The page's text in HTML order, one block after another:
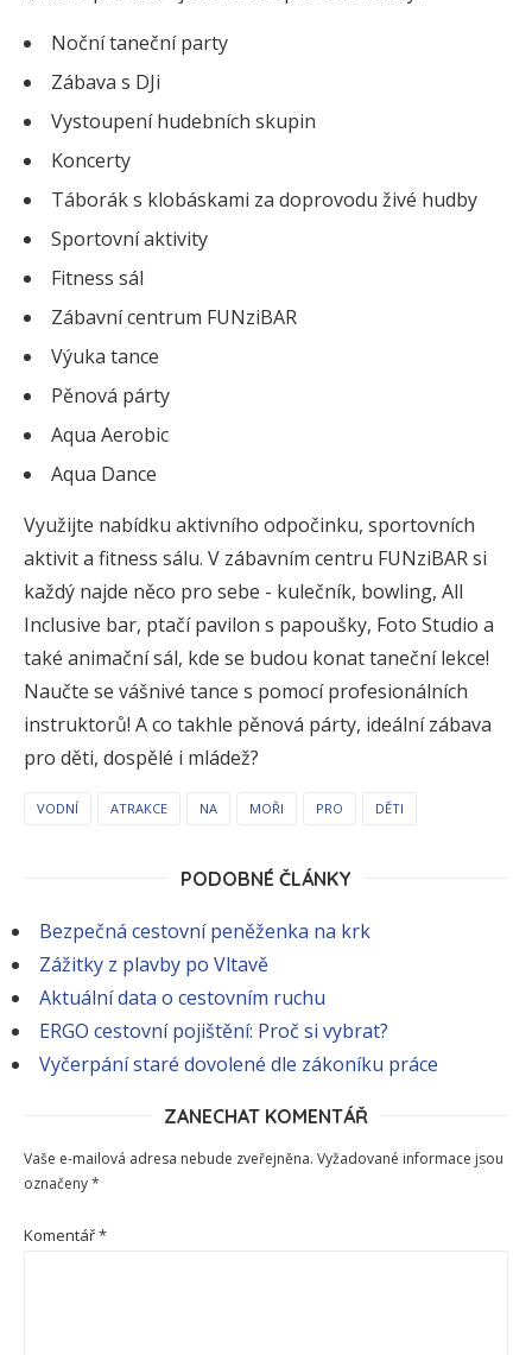
Noční taneční party
Zábava s DJi
Vystoupení hudebních skupin
Koncerty
Táborák s klobáskami za doprovodu živé hudby
Sportovní aktivity
Fitness sál
Zábavní centrum FUNziBAR
Výuka tance
Pěnová párty
Aqua Aerobic
Aqua Dance
Využijte nabídku aktivního odpočinku, sportovních
aktivit a fitness sálu. V zábavním centru FUNziBAR si
každý najde něco pro sebe - kulečník, bowling, All
Inclusive bar, ptačí pavilon s papoušky, Foto Studio a
také animační sál, kde se budou konat taneční lekce!
Naučte se vášnivé tance s pomocí profesionálních
instruktorů! A co takhle pěnová párty, ideální zábava
pro děti, dospělé i mládež?
VODNÍ ATRAKCE NA MOŘI PRO DĚTI
PODOBNÉ ČLÁNKY
Bezpečná cestovní peněženka na krk
Zážitky z plavby po Vltavě
Aktuální data o cestovním ruchu
ERGO cestovní pojištění: Proč si vybrat?
Vyčerpání staré dovolené dle zákoníku práce
ZANECHAT KOMENTÁŘ
Vaše e-mailová adresa nebude zveřejněna. Vyžadované informace jsou
označeny*
Komentář*